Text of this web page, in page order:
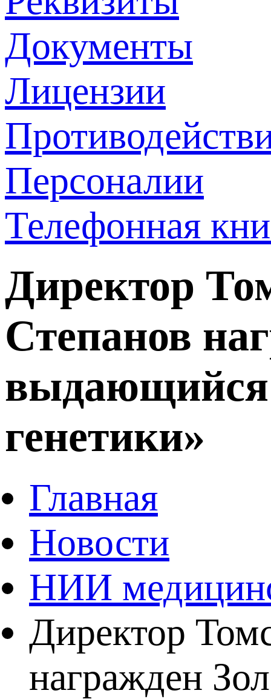
Документы
Лицензии
Персоналии
Телефонная
Директор
Степанов
выдающийся
генетики»
Главная
Новости
НИИ
Директор
награжден